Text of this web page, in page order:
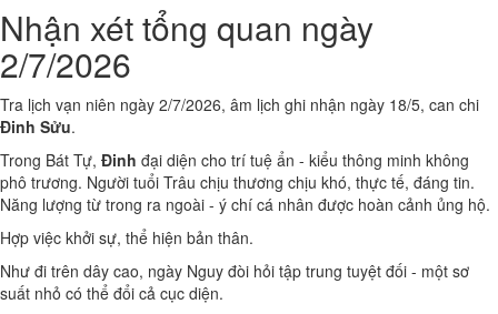
Nhận xét tổng quan ngày
2/7/2026
Tra lịch vạn niên ngày 2/7/2026, âm lịch ghi nhận ngày 18/5, can chi
Đinh Sửu.
Trong Bát Tự, Đinh đại diện cho trí tuệ ẩn - kiểu thông minh không
phô trương. Người tuổi Trâu chịu thương chịu khó, thực tế, đáng tin.
Năng lượng từ trong ra ngoài - ý chí cá nhân được hoàn cảnh ủng hộ.
Hợp việc khởi sự, thể hiện bản thân.
Như đi trên dây cao, ngày Nguy đòi hỏi tập trung tuyệt đối - một sơ
suất nhỏ có thể đổi cả cục diện.